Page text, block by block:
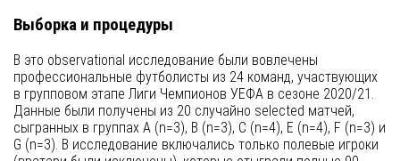
Выборка и процедуры
В это observational исследование были вовлечены
профессиональные футболисты из 24 команд, участвующих
в групповом этапе Лиги Чемпионов УЕФА в сезоне 2020/21.
Данные были получены из 20 случайно selected матчей,
сыгранных в группах A (n=3), B (n=3), C (n=4), E (n=4), F (n=3) и
G (n=3). В исследование включались только полевые игроки